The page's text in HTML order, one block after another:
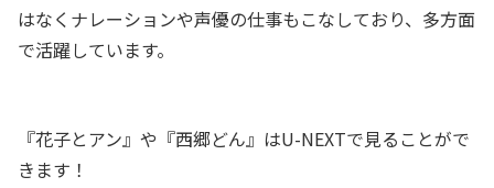
はなくナレーションや声優の仕事もこなしており、多方面
で活躍しています。
『花子とアン』や『西郷どん』はU-NEXTで見ることがで
きます！